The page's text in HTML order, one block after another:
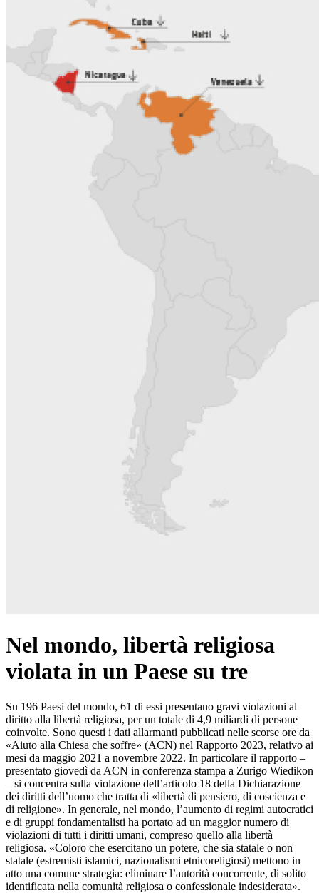
Nel mondo, libertà religiosa
violata in un Paese su tre
Su 196 Paesi del mondo, 61 di essi presentano gravi violazioni al
diritto alla libertà religiosa, per un totale di 4,9 miliardi di persone
coinvolte. Sono questi i dati allarmanti pubblicati nelle scorse ore da
«Aiuto alla Chiesa che soffre» (ACN) nel Rapporto 2023, relativo ai
mesi da maggio 2021 a novembre 2022. In particolare il rapporto –
presentato giovedì da ACN in conferenza stampa a Zurigo Wiedikon
– si concentra sulla violazione dell’articolo 18 della Dichiarazione
dei diritti dell’uomo che tratta di «libertà di pensiero, di coscienza e
di religione». In generale, nel mondo, l’aumento di regimi autocratici
e di gruppi fondamentalisti ha portato ad un maggior numero di
violazioni di tutti i diritti umani, compreso quello alla libertà
religiosa. «Coloro che esercitano un potere, che sia statale o non
statale (estremisti islamici, nazionalismi etnicoreligiosi) mettono in
atto una comune strategia: eliminare l’autorità concorrente, di solito
identificata nella comunità religiosa o confessionale indesiderata».